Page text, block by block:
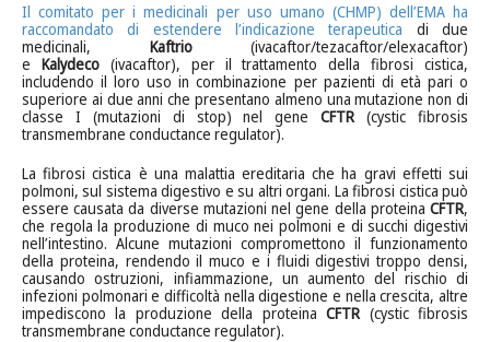
Il comitato per i medicinali per uso umano (CHMP) dell’EMA ha
raccomandato di estendere l’indicazione terapeutica di due
medicinali, Kaftrio(ivacaftor/tezacaftor/elexacaftor)
e Kalydeco(ivacaftor), per il trattamento della fibrosi cistica,
includendo il loro uso in combinazione per pazienti di età pari o
superiore ai due anni che presentano almeno una mutazione non di
classe I (mutazioni di stop) nel geneCFTR(cystic fibrosis
transmembrane conductance regulator).
La fibrosi cistica è una malattia ereditaria che ha gravi effetti sui
polmoni, sul sistema digestivo e su altri organi. La fibrosi cistica può
essere causata da diverse mutazioni nel gene della proteina CFTR,
che regola la produzione di muco nei polmoni e di succhi digestivi
nell’intestino. Alcune mutazioni compromettono il funzionamento
della proteina, rendendo il muco e i fluidi digestivi troppo densi,
causando ostruzioni, infiammazione, un aumento del rischio di
infezioni polmonari e difficoltà nella digestione e nella crescita, altre
impediscono la produzione della proteinaCFTR(cystic fibrosis
transmembrane conductance regulator).